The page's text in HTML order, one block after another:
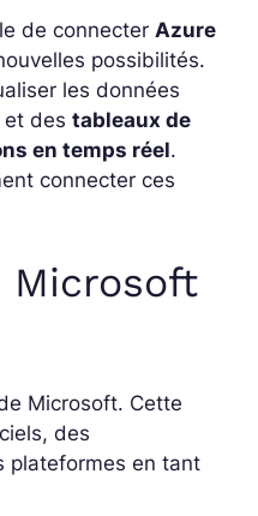
de connecter Azure
possibilités.
les données
et des tableaux de
en temps réel.
connecter ces
Microsoft
Microsoft. Cette
des
plateformes en tant